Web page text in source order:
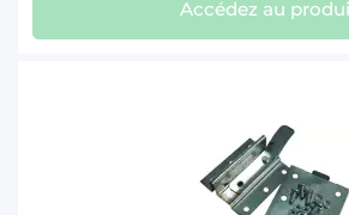
Accédez au